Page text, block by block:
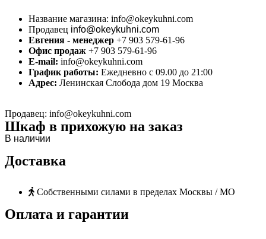
Название магазина: info@okeykuhni.com
Продавец info@okeykuhni.com
Евгения - менеджер +7 903 579-61-96
Офис продаж +7 903 579-61-96
E-mail: info@okeykuhni.com
График работы: Ежедневно с 09.00 до 21:00
Адрес: Ленинская Слобода дом 19 Москва
Продавец: info@okeykuhni.com
Шкаф в прихожую на заказ
В наличии
Доставка
Собственными силами в пределах Москвы / МО
Оплата и гарантии